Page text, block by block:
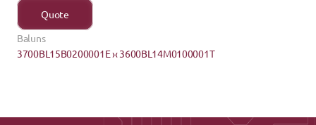
Quote
Baluns
3700BL15B0200001E ›‹ 3600BL14M0100001T